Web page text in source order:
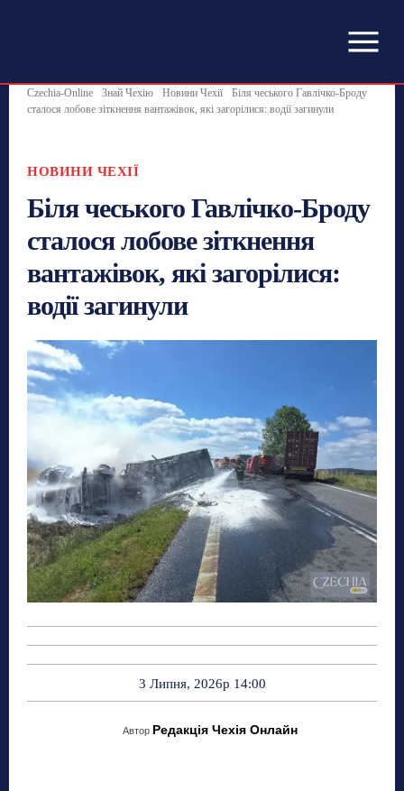
Czechia-Online Знай Чехію Новини Чехії
Біля чеського Гавлічко-Броду
сталося лобове зіткнення вантажівок, які загорілися: водії загинули
НОВИНИ ЧЕХІЇ
Біля чеського Гавлічко-Броду
сталося лобове зіткнення
вантажівок, які загорілися:
водії загинули
3 Липня, 2026р 14:00
Автор Редакція Чехія Онлайн